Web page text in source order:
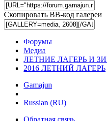
Скопировать BB-код галереи
Форумы
Медиа
ЛЕТНИЕ ЛАГЕРЬ И
2016 ЛЕТНИЙ ЛАГЕРЬ
Gamajun
Russian (RU)
Обратная связь